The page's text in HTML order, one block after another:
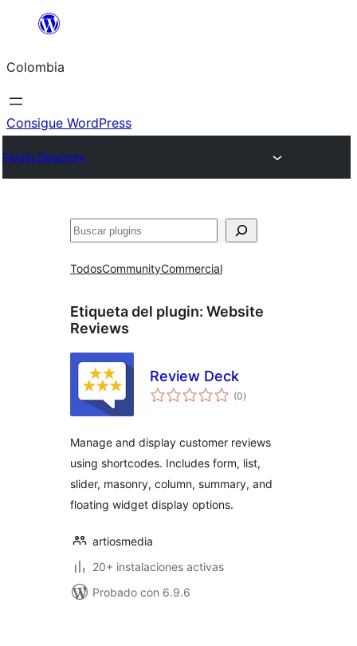
Saltar
contenido
Colombia
Consigue WordPress
Plugin Directory
Buscar
TodosCommunityCommercial
Etiqueta del plugin: Website
Reviews
Review Deck
(0total
de
)
Manage and display customer reviews
using shortcodes. Includes form, list,
slider, masonry, column, summary, and
floating widget display options.
artiosmedia
20+ instalaciones activas
Probado con 6.9.6